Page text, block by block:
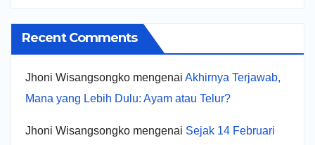
Recent Comments
Jhoni Wisangsongko mengenai Akhirnya Terjawab,
Mana yang Lebih Dulu: Ayam atau Telur?
Jhoni Wisangsongko mengenai Sejak 14 Februari